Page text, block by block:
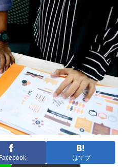
Facebook はてブ